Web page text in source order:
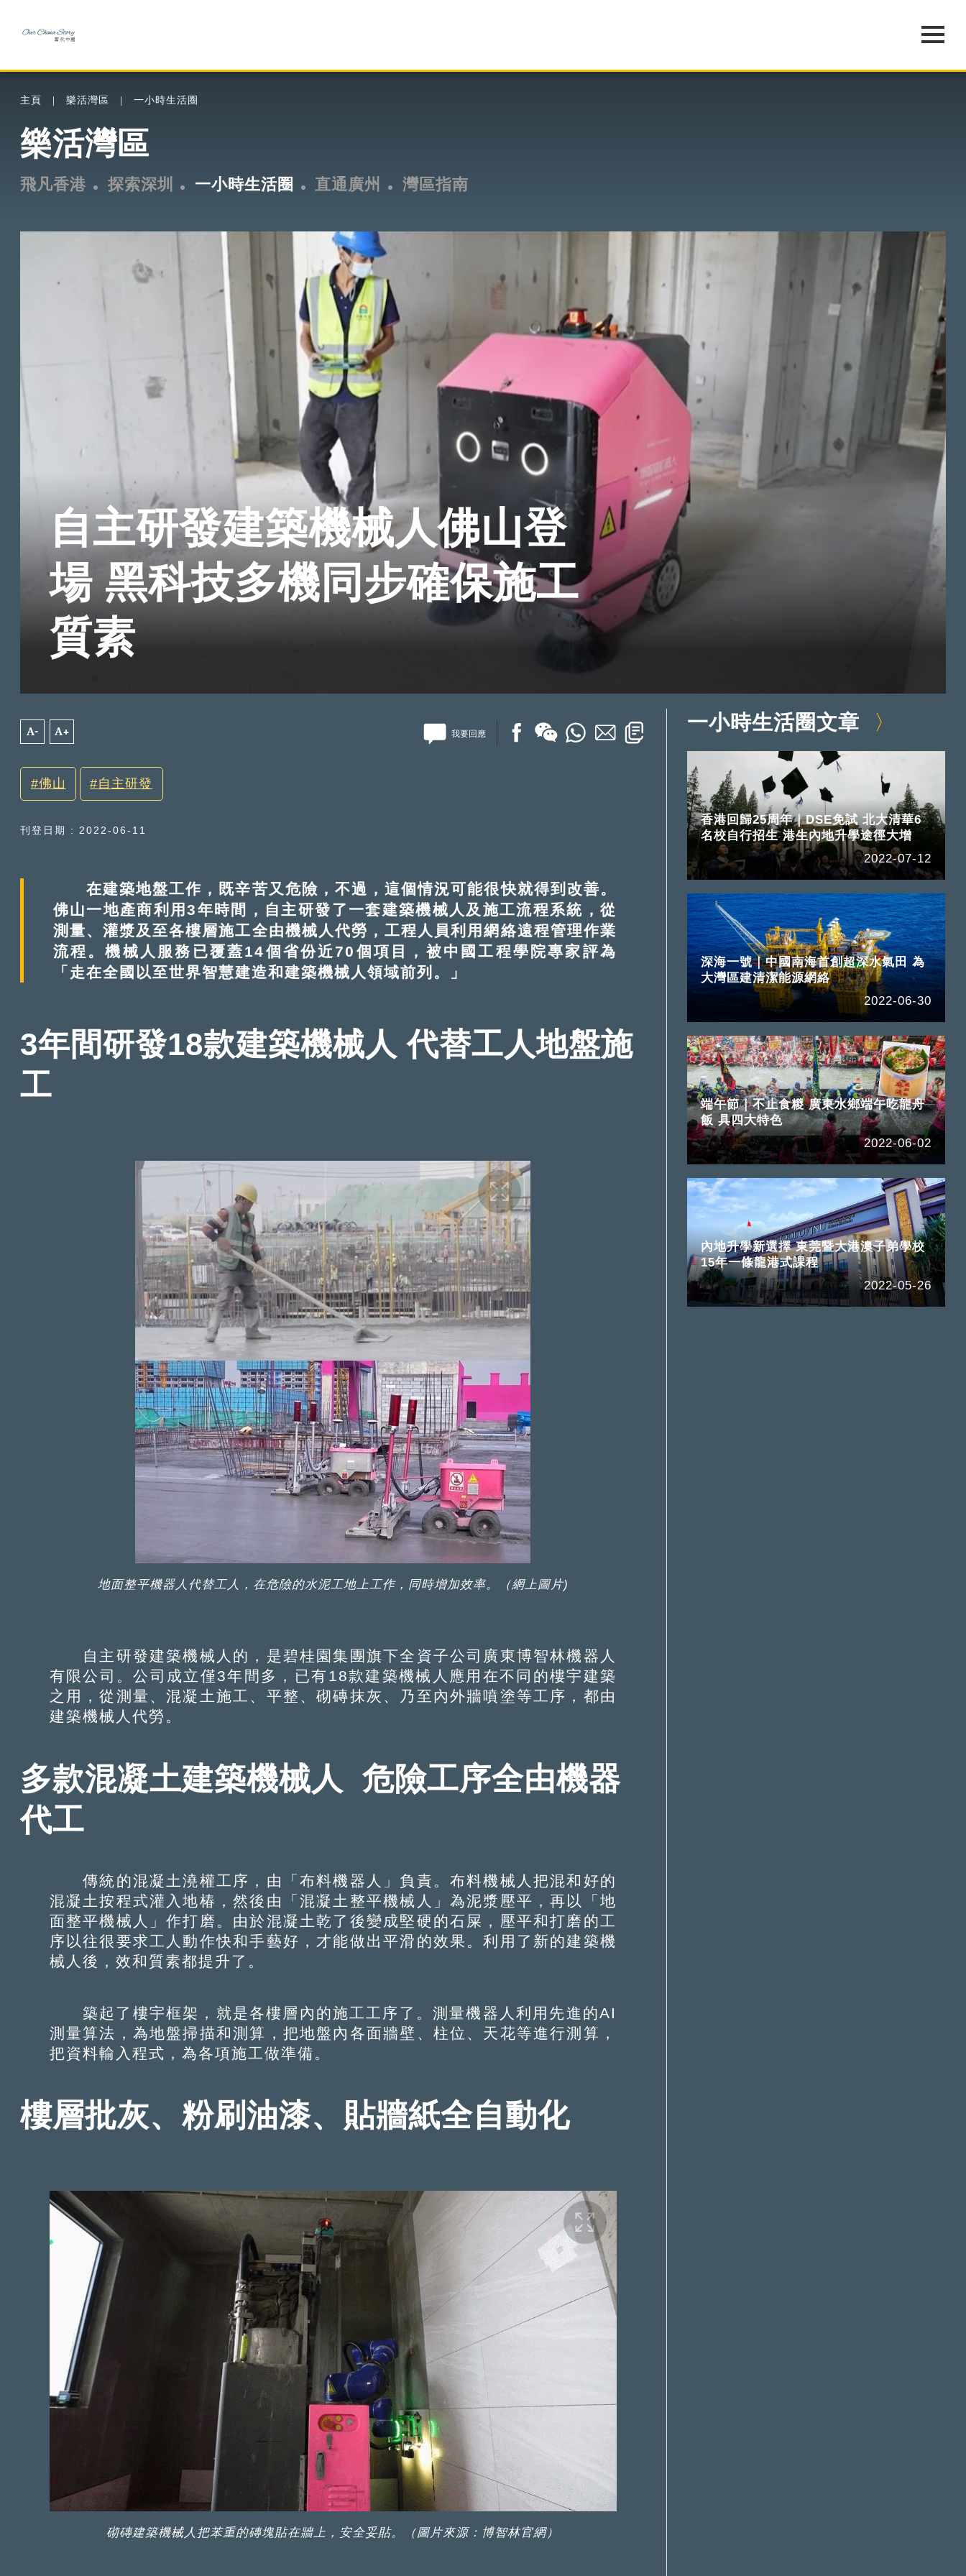
主頁 樂活灣區 一小時生活圈
樂活灣區
飛凡香港 探索深圳 一小時生活圈 直通廣州 灣區指南
自主研發建築機械人佛山登
場 黑科技多機同步確保施工
質素
A- A+ 我要回應
佛山 自主研發
刊登日期 : 2022-06-11
在建築地盤工作，既辛苦又危險，不過，這個情況可能很快就得到改善。
佛山一地產商利用3年時間，自主研發了一套建築機械人及施工流程系統，從
測量、灌漿及至各樓層施工全由機械人代勞，工程人員利用網絡遠程管理作業
流程。機械人服務已覆蓋14個省份近70個項目，被中國工程學院專家評為
「走在全國以至世界智慧建造和建築機械人領域前列。」
3年間研發18款建築機械人 代替工人地盤施
工
地面整平機器人代替工人，在危險的水泥工地上工作，同時增加效率。（網上圖片)
自主研發建築機械人的，是碧桂園集團旗下全資子公司廣東博智林機器人
有限公司。公司成立僅3年間多，已有18款建築機械人應用在不同的樓宇建築
之用，從測量、混凝土施工、平整、砌磚抹灰、乃至內外牆噴塗等工序，都由
建築機械人代勞。
多款混凝土建築機械人 危險工序全由機器
代工
傳統的混凝土澆權工序，由「布料機器人」負責。布料機械人把混和好的
混凝土按程式灌入地椿，然後由「混凝土整平機械人」為泥漿壓平，再以「地
面整平機械人」作打磨。由於混凝土乾了後變成堅硬的石屎，壓平和打磨的工
序以往很要求工人動作快和手藝好，才能做出平滑的效果。利用了新的建築機
械人後，效和質素都提升了。
築起了樓宇框架，就是各樓層內的施工工序了。測量機器人利用先進的AI
測量算法，為地盤掃描和測算，把地盤內各面牆壁、柱位、天花等進行測算，
把資料輸入程式，為各項施工做準備。
樓層批灰、粉刷油漆、貼牆紙全自動化
砌磚建築機械人把苯重的磚塊貼在牆上，安全妥貼。（圖片來源：博智林官網）
一小時生活圈文章
香港回歸25周年｜DSE免試 北大清華6
名校自行招生 港生內地升學途徑大增
2022-07-12
深海一號｜中國南海首創超深水氣田 為
大灣區建清潔能源網絡
2022-06-30
端午節｜不止食糉 廣東水鄉端午吃龍舟
飯 具四大特色
2022-06-02
內地升學新選擇 東莞暨大港澳子弟學校
15年一條龍港式課程
2022-05-26